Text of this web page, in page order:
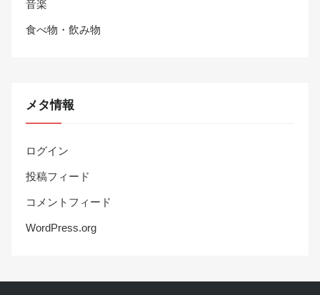
音楽
食べ物・飲み物
メタ情報
ログイン
投稿フィード
コメントフィード
WordPress.org